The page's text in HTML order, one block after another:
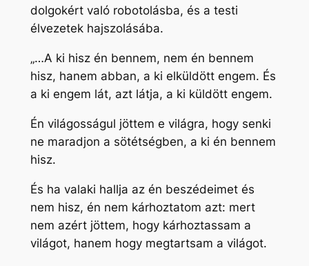
dolgokért való robotolásba, és a testi
élvezetek hajszolásába.
„…A ki hisz én bennem, nem én bennem
hisz, hanem abban, a ki elküldött engem. És
a ki engem lát, azt látja, a ki küldött engem.
Én világosságul jöttem e világra, hogy senki
ne maradjon a sötétségben, a ki én bennem
hisz.
És ha valaki hallja az én beszédeimet és
nem hisz, én nem kárhoztatom azt: mert
nem azért jöttem, hogy kárhoztassam a
világot, hanem hogy megtartsam a világot.